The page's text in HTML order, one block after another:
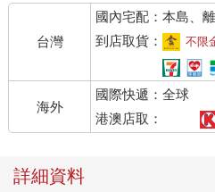
台灣
國內宅配：本島、
到店取貨：
不限
海外
國際快遞：全球
港澳店取：
詳細資料